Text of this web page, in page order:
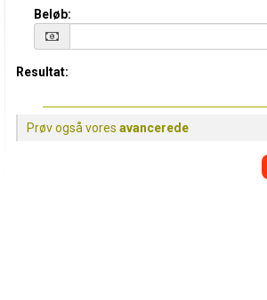
Beløb:
Resultat:
Prøv også vores avancerede